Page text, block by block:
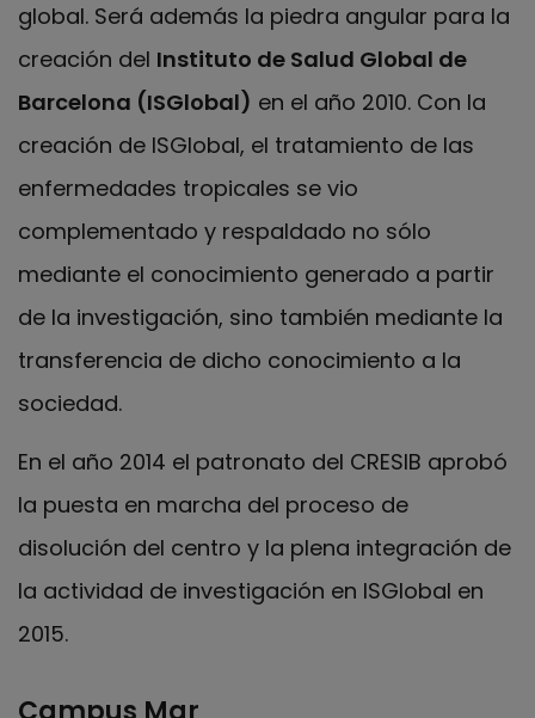
global. Será además la piedra angular para la
creación del Instituto de Salud Global de
Barcelona (ISGlobal) en el año 2010. Con la
creación de ISGlobal, el tratamiento de las
enfermedades tropicales se vio
complementado y respaldado no sólo
mediante el conocimiento generado a partir
de la investigación, sino también mediante la
transferencia de dicho conocimiento a la
sociedad.
En el año 2014 el patronato del CRESIB aprobó
la puesta en marcha del proceso de
disolución del centro y la plena integración de
la actividad de investigación en ISGlobal en
2015.